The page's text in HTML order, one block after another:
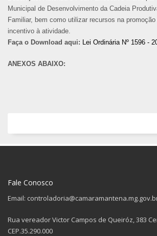
Municipal de Desenvolvimento da Cadeia
Familiar, bem como utilizar recursos na
incentivo à atividade.
Faça o Download aqui: Lei Ordinária Nº 1596 -
ANEXOS ABAIXO:
Fale Conosco
Email:
Rua vereador Victor Campos de Queiróz, 383
CEP.35.290.000